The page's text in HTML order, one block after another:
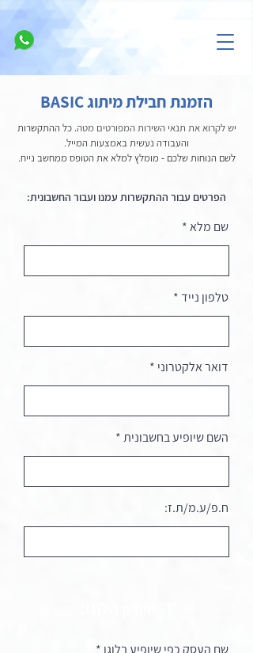
הזמנת חבילת מיתוג BASIC
יש לקרוא את תנאי השירות המפורטים מטה.כל ההתקשרות
והעבודה נעשית באמצעות המייל.
לשם הנוחות שלכם - מומלץ למלא את הטופס ממחשב נייח.
הפרטים עבור ההתקשרות עמנו ועבור החשבונית:
שם מלא
טלפון נייד
דואר אלקטרוני
השם שיופיע בחשבונית
ח.פ/ע.מ/ת.ז:
שם העסק כפי שיופיע בלוגו